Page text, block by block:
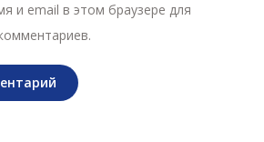
и email в этом браузере для